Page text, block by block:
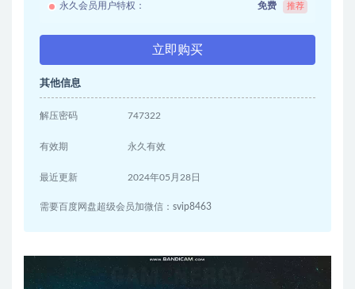
永久会员用户特权： 免费 推荐
立即购买
其他信息
解压密码 747322
有效期 永久有效
最近更新 2024年05月28日
需要百度网盘超级会员加微信：svip8463